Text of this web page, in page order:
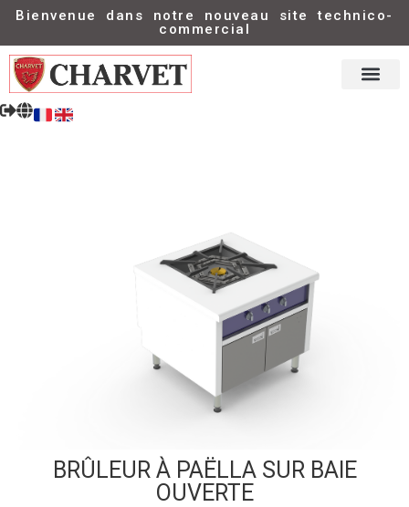
Bienvenue dans notre nouveau site technico-
commercial
BRÛLEUR À PAËLLA SUR BAIE
OUVERTE